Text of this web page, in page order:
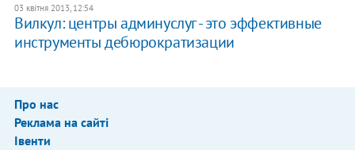
03 квітня 2013, 12:54
Вилкул: центры админуслуг - это эффективные
инструменты дебюрократизации
Про нас
Реклама на сайті
Івенти